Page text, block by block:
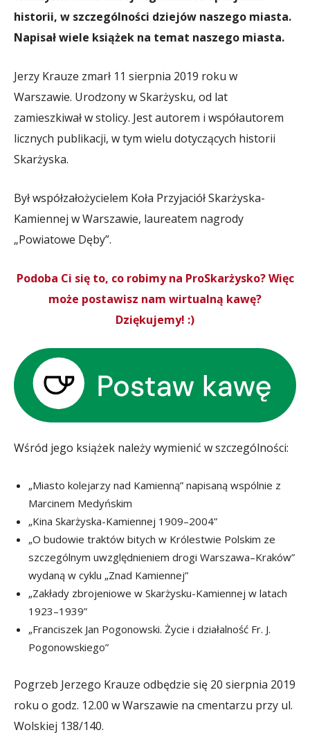
historii, w szczególności dziejów naszego miasta.
Napisał wiele książek na temat naszego miasta.
Jerzy Krauze zmarł 11 sierpnia 2019 roku w
Warszawie. Urodzony w Skarżysku, od lat
zamieszkiwał w stolicy. Jest autorem i współautorem
licznych publikacji, w tym wielu dotyczących historii
Skarżyska.
Był współzałożycielem Koła Przyjaciół Skarżyska-
Kamiennej w Warszawie, laureatem nagrody
„Powiatowe Dęby”.
Podoba Ci się to, co robimy na ProSkarżysko? Więc
może postawisz nam wirtualną kawę?
Dziękujemy! :)
Wśród jego książek należy wymienić w szczególności:
„Miasto kolejarzy nad Kamienną” napisaną wspólnie z
Marcinem Medyńskim
„Kina Skarżyska-Kamiennej 1909–2004”
„O budowie traktów bitych w Królestwie Polskim ze
szczególnym uwzględnieniem drogi Warszawa–Kraków”
wydaną w cyklu „Znad Kamiennej”
„Zakłady zbrojeniowe w Skarżysku-Kamiennej w latach
1923–1939”
„Franciszek Jan Pogonowski. Życie i działalność Fr. J.
Pogonowskiego”
Pogrzeb Jerzego Krauze odbędzie się 20 sierpnia 2019
roku o godz. 12.00 w Warszawie na cmentarzu przy ul.
Wolskiej 138/140.